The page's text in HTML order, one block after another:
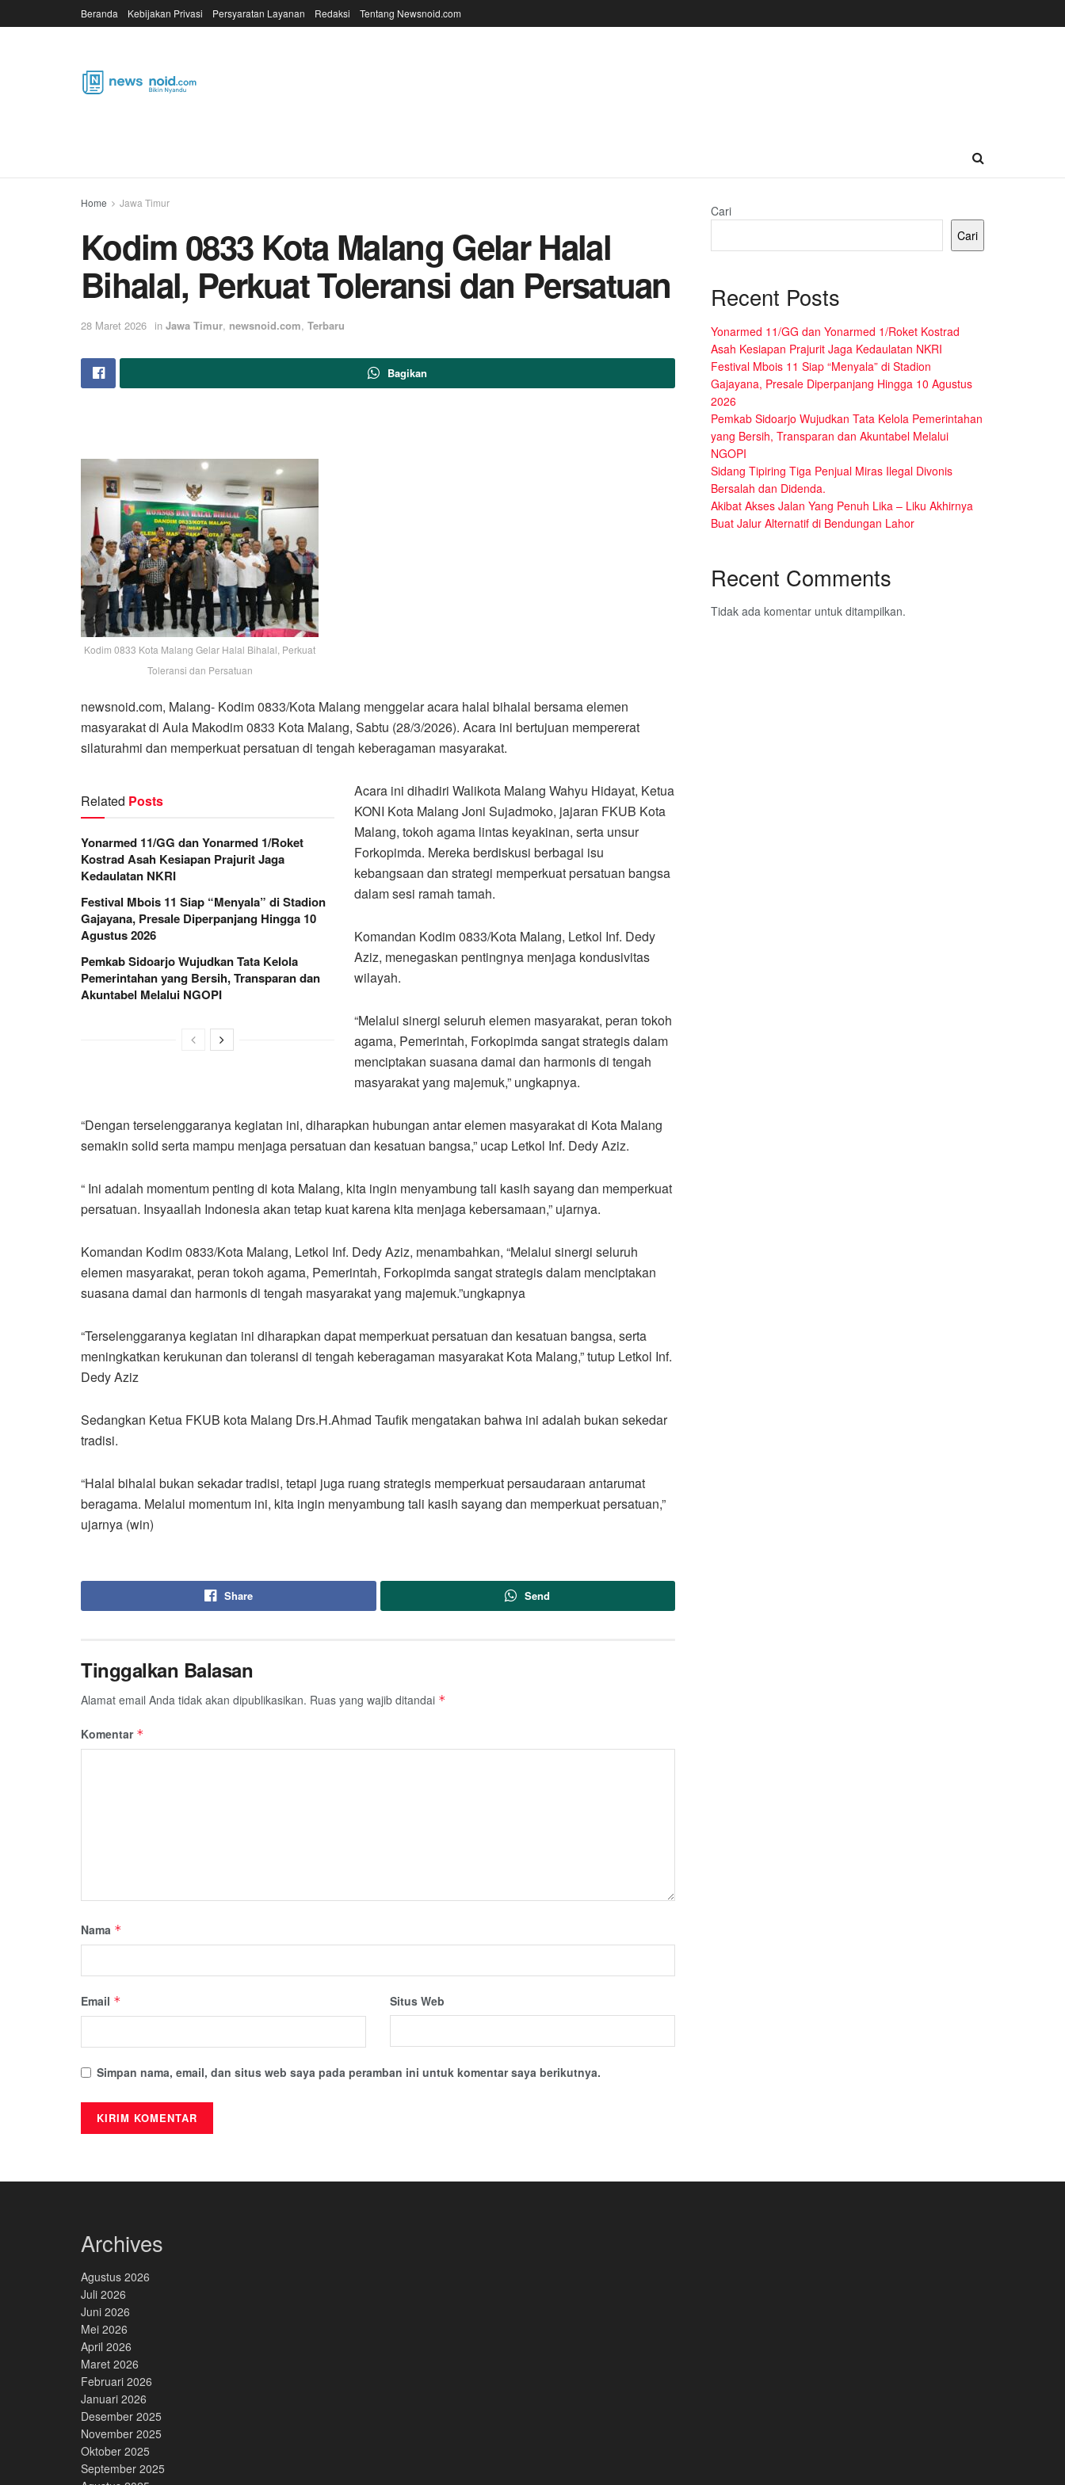
Beranda Kebijakan Privasi Persyaratan Layanan Redaksi Tentang Newsnoid.com
Home Jawa Timur
Kodim 0833 Kota Malang Gelar Halal
Bihalal, Perkuat Toleransi dan Persatuan
28 Maret 2026 in Jawa Timur, newsnoid.com, Terbaru
Bagikan
Kodim 0833 Kota Malang Gelar Halal Bihalal, Perkuat
Toleransi dan Persatuan
newsnoid.com, Malang- Kodim 0833/Kota Malang menggelar acara halal bihalal bersama elemen
masyarakat di Aula Makodim 0833 Kota Malang, Sabtu (28/3/2026). Acara ini bertujuan mempererat
silaturahmi dan memperkuat persatuan di tengah keberagaman masyarakat.
Related Posts
Yonarmed 11/GG dan Yonarmed 1/Roket
Kostrad Asah Kesiapan Prajurit Jaga
Kedaulatan NKRI
Festival Mbois 11 Siap “Menyala” di Stadion
Gajayana, Presale Diperpanjang Hingga 10
Agustus 2026
Pemkab Sidoarjo Wujudkan Tata Kelola
Pemerintahan yang Bersih, Transparan dan
Akuntabel Melalui NGOPI
Acara ini dihadiri Walikota Malang Wahyu Hidayat, Ketua
KONI Kota Malang Joni Sujadmoko, jajaran FKUB Kota
Malang, tokoh agama lintas keyakinan, serta unsur
Forkopimda. Mereka berdiskusi berbagai isu
kebangsaan dan strategi memperkuat persatuan bangsa
dalam sesi ramah tamah.
Komandan Kodim 0833/Kota Malang, Letkol Inf. Dedy
Aziz, menegaskan pentingnya menjaga kondusivitas
wilayah.
“Melalui sinergi seluruh elemen masyarakat, peran tokoh
agama, Pemerintah, Forkopimda sangat strategis dalam
menciptakan suasana damai dan harmonis di tengah
masyarakat yang majemuk,” ungkapnya.
“Dengan terselenggaranya kegiatan ini, diharapkan hubungan antar elemen masyarakat di Kota Malang
semakin solid serta mampu menjaga persatuan dan kesatuan bangsa,” ucap Letkol Inf. Dedy Aziz.
“ Ini adalah momentum penting di kota Malang, kita ingin menyambung tali kasih sayang dan memperkuat
persatuan. Insyaallah Indonesia akan tetap kuat karena kita menjaga kebersamaan,” ujarnya.
Komandan Kodim 0833/Kota Malang, Letkol Inf. Dedy Aziz, menambahkan, “Melalui sinergi seluruh
elemen masyarakat, peran tokoh agama, Pemerintah, Forkopimda sangat strategis dalam menciptakan
suasana damai dan harmonis di tengah masyarakat yang majemuk.”ungkapnya
“Terselenggaranya kegiatan ini diharapkan dapat memperkuat persatuan dan kesatuan bangsa, serta
meningkatkan kerukunan dan toleransi di tengah keberagaman masyarakat Kota Malang,” tutup Letkol Inf.
Dedy Aziz
Sedangkan Ketua FKUB kota Malang Drs.H.Ahmad Taufik mengatakan bahwa ini adalah bukan sekedar
tradisi.
“Halal bihalal bukan sekadar tradisi, tetapi juga ruang strategis memperkuat persaudaraan antarumat
beragama. Melalui momentum ini, kita ingin menyambung tali kasih sayang dan memperkuat persatuan,”
ujarnya (win)
Share Send
Tinggalkan Balasan
Alamat email Anda tidak akan dipublikasikan. Ruas yang wajib ditandai *
Komentar *
Nama *
Email * Situs Web
Simpan nama, email, dan situs web saya pada peramban ini untuk komentar saya berikutnya.
Cari
Cari
Recent Posts
Yonarmed 11/GG dan Yonarmed 1/Roket Kostrad
Asah Kesiapan Prajurit Jaga Kedaulatan NKRI
Festival Mbois 11 Siap “Menyala” di Stadion
Gajayana, Presale Diperpanjang Hingga 10 Agustus
2026
Pemkab Sidoarjo Wujudkan Tata Kelola Pemerintahan
yang Bersih, Transparan dan Akuntabel Melalui
NGOPI
Sidang Tipiring Tiga Penjual Miras Ilegal Divonis
Bersalah dan Didenda.
Akibat Akses Jalan Yang Penuh Lika – Liku Akhirnya
Buat Jalur Alternatif di Bendungan Lahor
Recent Comments
Tidak ada komentar untuk ditampilkan.
Archives
Agustus 2026
Juli 2026
Juni 2026
Mei 2026
April 2026
Maret 2026
Februari 2026
Januari 2026
Desember 2025
November 2025
Oktober 2025
September 2025